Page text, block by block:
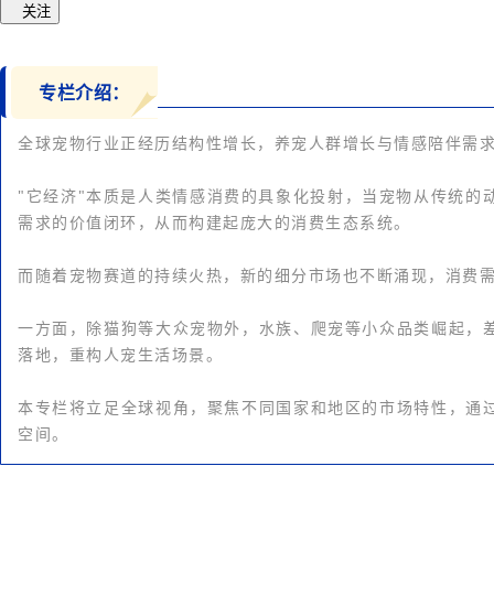
关注
专栏介绍：
全球宠物行业正经历结构性增长，养宠人群增长与情感陪伴需
"它经济"本质是人类情感消费的具象化投射，当宠物从传统
需求的价值闭环，从而构建起庞大的消费生态系统。
而随着宠物赛道的持续火热，新的细分市场也不断涌现，消费
一方面，除猫狗等大众宠物外，水族、爬宠等小众品类崛起
落地，重构人宠生活场景。
本专栏将立足全球视角，聚焦不同国家和地区的市场特性，
空间。